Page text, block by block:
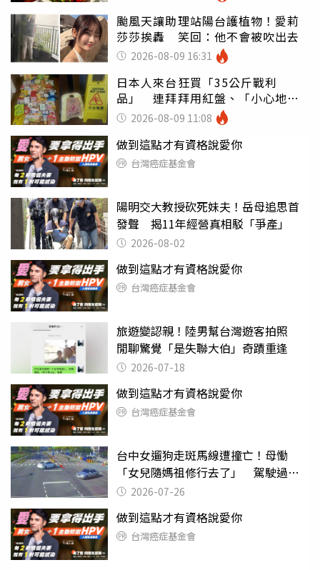
颱風天讓助理站陽台護植物！愛莉
莎莎挨轟 笑回：他不會被吹出去
2026-08-09 16:31
日本人來台狂買「35公斤戰利
品」 連拜拜用紅盤、「小心地
滑」告示牌也帶回家
2026-08-09 11:08
做到這點才有資格說愛你
台灣癌症基金會
陽明交大教授砍死妹夫！岳母追思首
發聲 揭11年經營真相駁「爭產」
2026-08-02
做到這點才有資格說愛你
台灣癌症基金會
旅遊變認親！陸男幫台灣遊客拍照
閒聊驚覺「是失聯大伯」奇蹟重逢
2026-07-18
做到這點才有資格說愛你
台灣癌症基金會
台中女遛狗走斑馬線遭撞亡！母慟
「女兒隨媽祖修行去了」 駕駛過失
致死判9月
2026-07-26
做到這點才有資格說愛你
台灣癌症基金會